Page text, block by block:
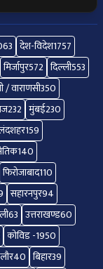
देश-विदेश1757
मिर्जापुर572 दिल्ली553
/ वाराणसी350
232 मुंबई230
159
140
फिरोजाबाद110
सहारनपुर94
63 उत्तराखण्ड60
कोविड -1950
40 बिहार39